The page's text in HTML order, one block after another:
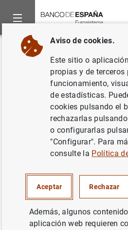
Inicio Estadísticas
Volver
16. Hogares e
16.1 - Renta bruta disponible.
Descargar
Cuadro en formato PDF
Consultar
Descargar
Cuadro en formato PDF
Series temporales en
Series temporales en
Consultar
16.3 - Renta bruta disponible.
Descargar
Consultar series
Aviso de cookies.
Este sitio o
propias y de terceros
funcionamiento,
de estadísticas.
cookies pulsando el
rechazarlas
o configurarlas
"Configurar". Para
consulte la Política
Aceptar Rechazar
Además, algunos
aplicación web requieren